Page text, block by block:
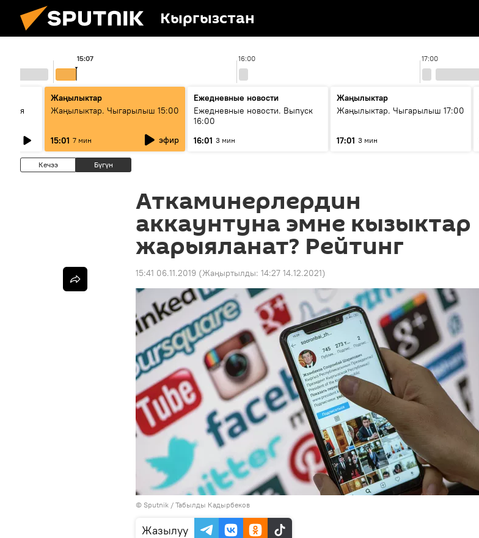
Кыргызстан
16:00 17:00
15:07
Жаңылыктар
Жаңылыктар. Чыгарылыш 15:00
15:01 7 мин эфир
Ежедневные новости
Ежедневные новости. Выпуск
16:00
16:01 3 мин
Жаңылыктар
Жаңылыктар. Чыгарылыш 17:00
17:01 3 мин
Кечээ Бүгүн
Аткаминерлердин
аккаунтуна эмне кызыктар
жарыяланат? Рейтинг
15:41 06.11.2019 (Жаңыртылды: 14:27 14.12.2021)
© Sputnik / Табылды Кадырбеков
Жазылуу